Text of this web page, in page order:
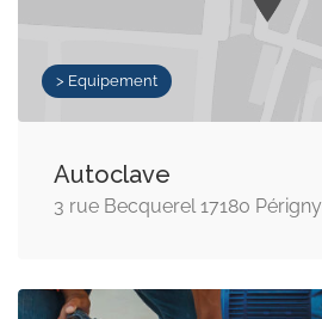
> Equipement
Autoclave
3 rue Becquerel 17180 Périgny